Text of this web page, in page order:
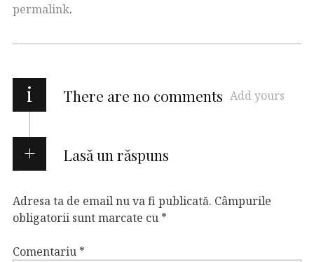
permalink.
i There are no comments Add yours
Lasă un răspuns
Adresa ta de email nu va fi publicată. Câmpurile
obligatorii sunt marcate cu *
Comentariu *